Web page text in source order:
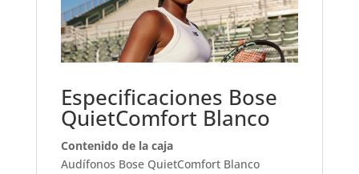
Especificaciones Bose
QuietComfort Blanco
Contenido de la caja
Audífonos Bose QuietComfort Blanco